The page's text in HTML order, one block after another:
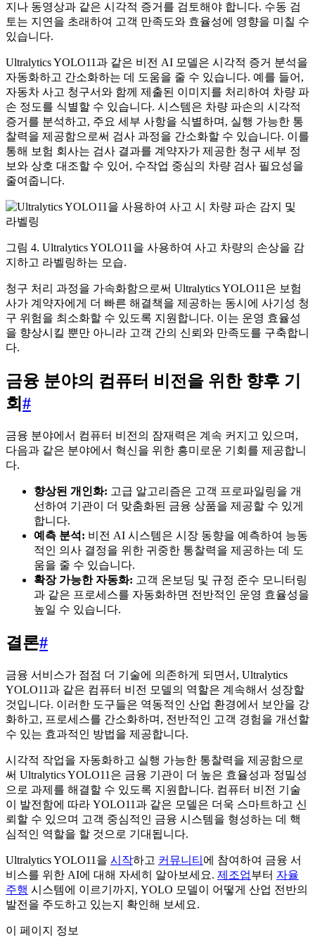
지나 동영상과 같은 시각적 증거를 검토해야 합니다. 수동 검
토는 지연을 초래하여 고객 만족도와 효율성에 영향을 미칠 수
있습니다.
Ultralytics YOLO11과 같은 비전 AI 모델은 시각적 증거 분석을
자동화하고 간소화하는 데 도움을 줄 수 있습니다. 예를 들어,
자동차 사고 청구서와 함께 제출된 이미지를 처리하여 차량 파
손 정도를 식별할 수 있습니다. 시스템은 차량 파손의 시각적
증거를 분석하고, 주요 세부 사항을 식별하며, 실행 가능한 통
찰력을 제공함으로써 검사 과정을 간소화할 수 있습니다. 이를
통해 보험 회사는 검사 결과를 계약자가 제공한 청구 세부 정
보와 상호 대조할 수 있어, 수작업 중심의 차량 검사 필요성을
줄여줍니다.
그림 4. Ultralytics YOLO11을 사용하여 사고 차량의 손상을 감
지하고 라벨링하는 모습.
청구 처리 과정을 가속화함으로써 Ultralytics YOLO11은 보험
사가 계약자에게 더 빠른 해결책을 제공하는 동시에 사기성 청
구 위험을 최소화할 수 있도록 지원합니다. 이는 운영 효율성
을 향상시킬 뿐만 아니라 고객 간의 신뢰와 만족도를 구축합니
다.
금융 분야의 컴퓨터 비전을 위한 향후 기
회#
금융 분야에서 컴퓨터 비전의 잠재력은 계속 커지고 있으며,
다음과 같은 분야에서 혁신을 위한 흥미로운 기회를 제공합니
다.
향상된 개인화: 고급 알고리즘은 고객 프로파일링을 개
선하여 기관이 더 맞춤화된 금융 상품을 제공할 수 있게
합니다.
예측 분석: 비전 AI 시스템은 시장 동향을 예측하여 능동
적인 의사 결정을 위한 귀중한 통찰력을 제공하는 데 도
움을 줄 수 있습니다.
확장 가능한 자동화: 고객 온보딩 및 규정 준수 모니터링
과 같은 프로세스를 자동화하면 전반적인 운영 효율성을
높일 수 있습니다.
결론#
금융 서비스가 점점 더 기술에 의존하게 되면서, Ultralytics
YOLO11과 같은 컴퓨터 비전 모델의 역할은 계속해서 성장할
것입니다. 이러한 도구들은 역동적인 산업 환경에서 보안을 강
화하고, 프로세스를 간소화하며, 전반적인 고객 경험을 개선할
수 있는 효과적인 방법을 제공합니다.
시각적 작업을 자동화하고 실행 가능한 통찰력을 제공함으로
써 Ultralytics YOLO11은 금융 기관이 더 높은 효율성과 정밀성
으로 과제를 해결할 수 있도록 지원합니다. 컴퓨터 비전 기술
이 발전함에 따라 YOLO11과 같은 모델은 더욱 스마트하고 신
뢰할 수 있으며 고객 중심적인 금융 시스템을 형성하는 데 핵
심적인 역할을 할 것으로 기대됩니다.
Ultralytics YOLO11을 시작하고 커뮤니티 에 참여하여 금융 서
비스를 위한 AI에 대해 자세히 알아보세요. 제조업부터 자율
주행 시스템에 이르기까지, YOLO 모델이 어떻게 산업 전반의
발전을 주도하고 있는지 확인해 보세요.
이 페이지 정보